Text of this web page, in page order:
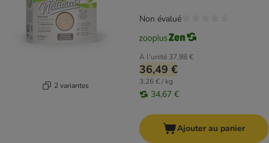
2 variantes
À l'unité 37,98 €
36,49 €
3,26 € / kg
34,67 €
Non évalué
Ajouter au panier